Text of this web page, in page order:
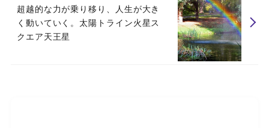
超越的な力が乗り移り、人生が大き
く動いていく。太陽トライン火星ス
クエア天王星